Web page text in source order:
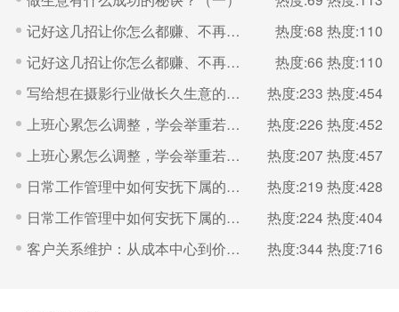
记好这几招让你怎么都赚、不再多干还吃亏（二）
热度:68 热度:110
记好这几招让你怎么都赚、不再多干还吃亏（一）
热度:66 热度:110
写给想在摄影行业做长久生意的你。
热度:233 热度:454
上班心累怎么调整，学会举重若轻（二）
热度:226 热度:452
上班心累怎么调整，学会举重若轻（一）
热度:207 热度:457
日常工作管理中如何安抚下属的情绪？（二）
热度:219 热度:428
日常工作管理中如何安抚下属的情绪？（一）
热度:224 热度:404
客户关系维护：从成本中心到价值增长的引擎（一）
热度:344 热度:716